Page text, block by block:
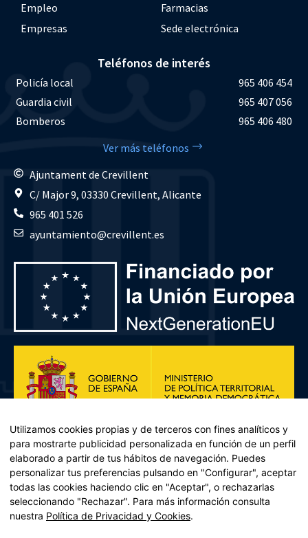
Empleo
Farmacias
Empresas
Sede electrónica
Teléfonos de interés
Policía local
965 406 454
Guardia civil
965 407 056
Bomberos
965 406 480
Ver más teléfonos
Ajuntament de Crevillent
C/ Major 9, 03330 Crevillent, Alicante
965 401 526
ayuntamiento@crevillent.es
Plan de Recuperación, Transformación y Resiliencia – Financiado por
Utilizamos cookies propias y de terceros con fines analíticos y
para mostrarte publicidad personalizada en función de un perfil
elaborado a partir de tus hábitos de navegación. Puedes
personalizar tus preferencias pulsando en "Configurar", aceptar
todas las cookies haciendo clic en "Aceptar", o rechazarlas
seleccionando "Rechazar". Para más información consulta
nuestra Política de Privacidad y Cookies.